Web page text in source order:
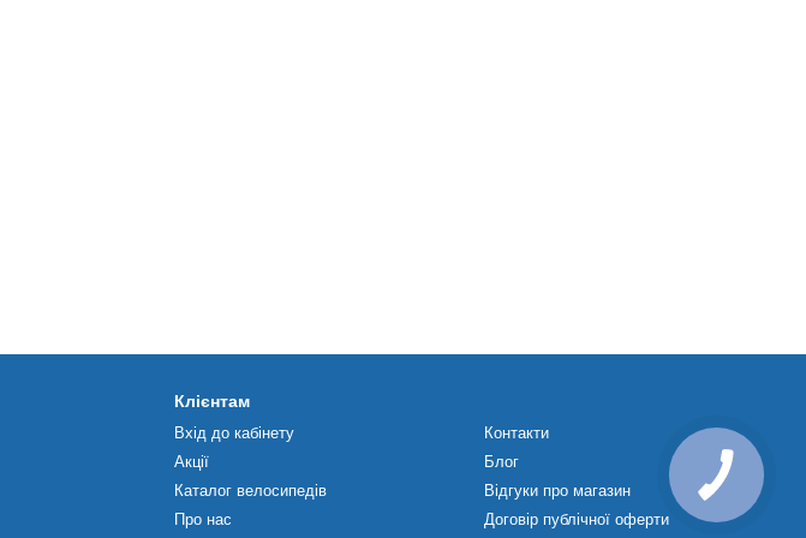
Клієнтам
Вхід до кабінету
Акції
Каталог велосипедів
Про нас
Контакти
Блог
Відгуки про магазин
Договір публічної оферти